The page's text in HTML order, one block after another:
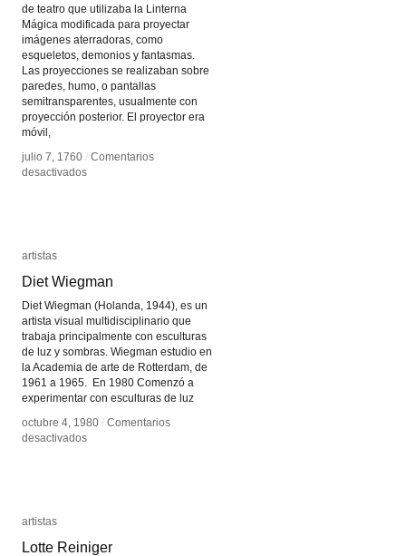
de teatro que utilizaba la Linterna
Mágica modificada para proyectar
imágenes aterradoras, como
esqueletos, demonios y fantasmas.
Las proyecciones se realizaban sobre
paredes, humo, o pantallas
semitransparentes, usualmente con
proyección posterior. El proyector era
móvil,
julio 7, 1760 / Comentarios
desactivadosen
julio 7, 1760 / Comentarios
desactivadosen
artistas
Diet Wiegman
Diet Wiegman (Holanda, 1944), es un
artista visual multidisciplinario que
trabaja principalmente con esculturas
de luz y sombras. Wiegman estudio en
la Academia de arte de Rotterdam, de
1961 a 1965. En 1980 Comenzó a
experimentar con esculturas de luz
octubre 4, 1980 / Comentarios
desactivadosen
artistas
Diet Wiegman
octubre 4, 1980 / Comentarios
desactivadosen
artistas
Lotte Reiniger
artistas
Lotte Reiniger